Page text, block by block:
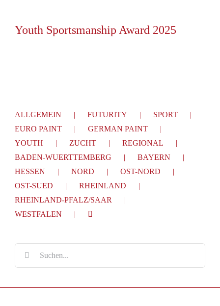
Youth Sportsmanship Award 2025
ALLGEMEIN FUTURITY
SPORT
EURO PAINT
GERMAN PAINT
YOUTH
ZUCHT
REGIONAL
BADEN-WUERTTEMBERG
BAYERN
HESSEN
NORD
OST-NORD
OST-SUED
RHEINLAND
RHEINLAND-PFALZ/SAAR
WESTFALEN
Suche
nach: